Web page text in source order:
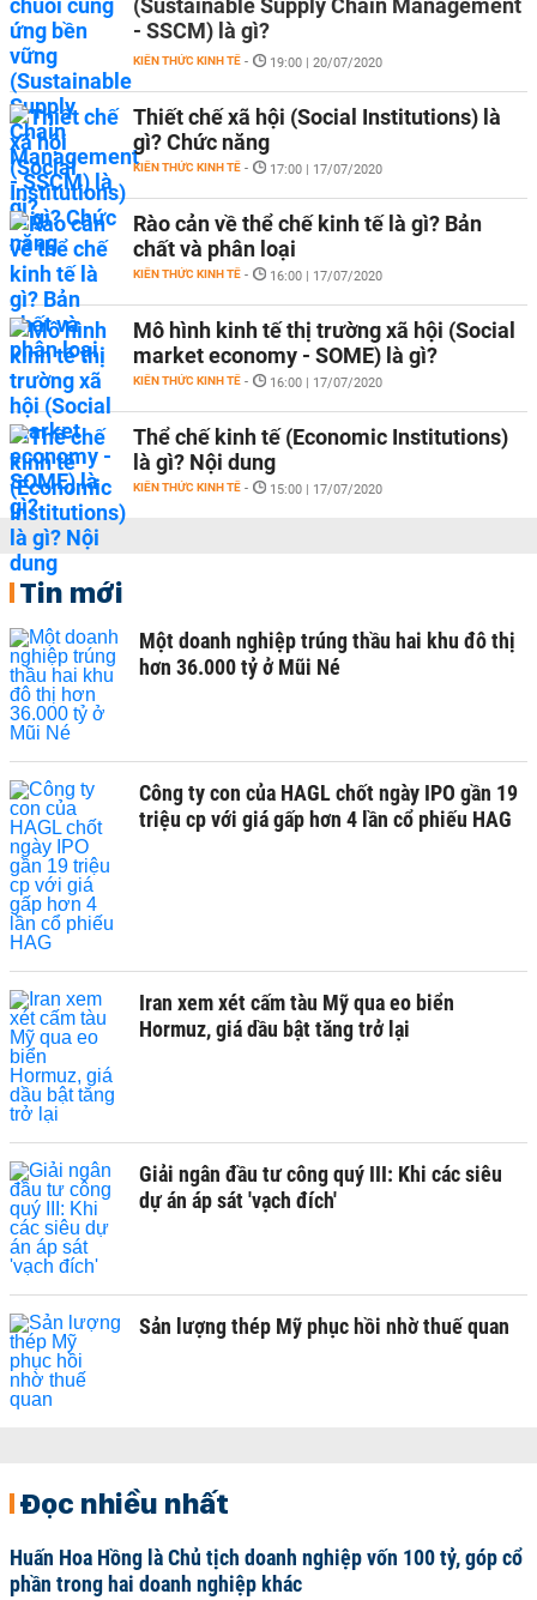
(Sustainable Supply Chain Management
- SSCM) là gì?
KIẾN THỨC KINH TẾ - 19:00 | 20/07/2020
Thiết chế xã hội (Social Institutions) là
gì? Chức năng
KIẾN THỨC KINH TẾ - 17:00 | 17/07/2020
Rào cản về thể chế kinh tế là gì? Bản
chất và phân loại
KIẾN THỨC KINH TẾ - 16:00 | 17/07/2020
Mô hình kinh tế thị trường xã hội (Social
market economy - SOME) là gì?
KIẾN THỨC KINH TẾ - 16:00 | 17/07/2020
Thể chế kinh tế (Economic Institutions)
là gì? Nội dung
KIẾN THỨC KINH TẾ - 15:00 | 17/07/2020
Tin mới
Một doanh nghiệp trúng thầu hai khu đô thị
hơn 36.000 tỷ ở Mũi Né
Công ty con của HAGL chốt ngày IPO gần 19
triệu cp với giá gấp hơn 4 lần cổ phiếu HAG
Iran xem xét cấm tàu Mỹ qua eo biển
Hormuz, giá dầu bật tăng trở lại
Giải ngân đầu tư công quý III: Khi các siêu
dự án áp sát 'vạch đích'
Sản lượng thép Mỹ phục hồi nhờ thuế quan
Đọc nhiều nhất
Huấn Hoa Hồng là Chủ tịch doanh nghiệp vốn 100 tỷ, góp cổ
phần trong hai doanh nghiệp khác